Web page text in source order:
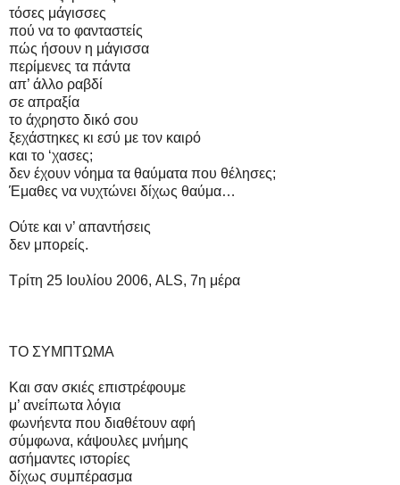
τόσες μάγισσες
πού να το φανταστείς
πώς ήσουν η μάγισσα
περίμενες τα πάντα
απ’ άλλο ραβδί
σε απραξία
το άχρηστο δικό σου
ξεχάστηκες κι εσύ με τον καιρό
και το ‘χασες;
δεν έχουν νόημα τα θαύματα που θέλησες;
Έμαθες να νυχτώνει δίχως θαύμα…
Ούτε και ν’ απαντήσεις
δεν μπορείς.
Τρίτη 25 Ιουλίου 2006, ALS, 7η μέρα
ΤΟ ΣΥΜΠΤΩΜΑ
Και σαν σκιές επιστρέφουμε
μ’ ανείπωτα λόγια
φωνήεντα που διαθέτουν αφή
σύμφωνα, κάψουλες μνήμης
ασήμαντες ιστορίες
δίχως συμπέρασμα